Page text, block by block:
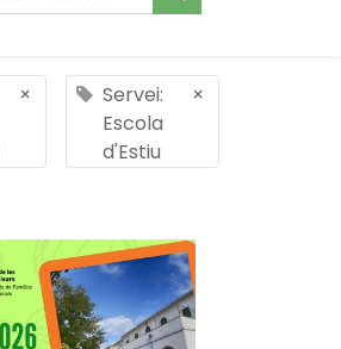
×
Servei:
Escola
d'Estiu
×